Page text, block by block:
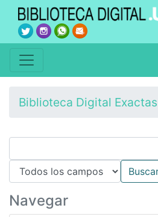
Biblioteca Digital Exactas
Navegar